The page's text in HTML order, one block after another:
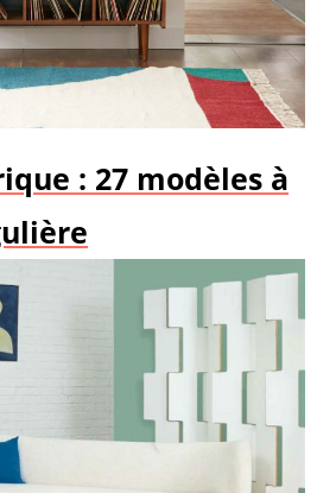
: 27 modèles à